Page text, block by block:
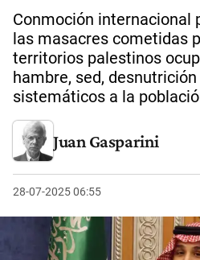
Conmoción internacional
las masacres cometidas
territorios palestinos
hambre, sed,
sistemáticos a la
Juan Gasparini
28-07-2025 06:55